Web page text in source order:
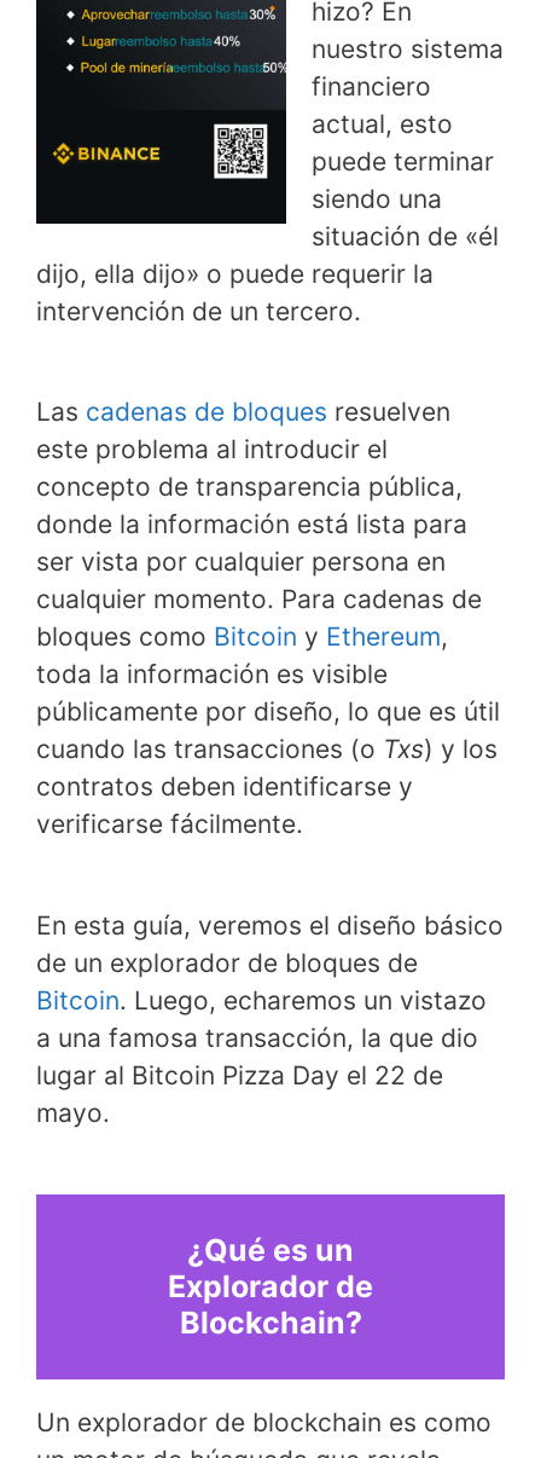
hizo? En
nuestro sistema
financiero
actual, esto
puede terminar
siendo una
situación de «él
dijo, ella dijo» o puede requerir la
intervención de un tercero.
Las cadenas de bloques resuelven
este problema al introducir el
concepto de transparencia pública,
donde la información está lista para
ser vista por cualquier persona en
cualquier momento. Para cadenas de
bloques como Bitcoin y Ethereum,
toda la información es visible
públicamente por diseño, lo que es útil
cuando las transacciones (o Txs) y los
contratos deben identificarse y
verificarse fácilmente.
En esta guía, veremos el diseño básico
de un explorador de bloques de
Bitcoin. Luego, echaremos un vistazo
a una famosa transacción, la que dio
lugar al Bitcoin Pizza Day el 22 de
mayo.
¿Qué es un
Explorador de
Blockchain?
Un explorador de blockchain es como